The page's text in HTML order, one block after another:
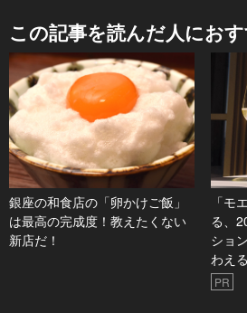
この記事を読んだ人にお
銀座の和食店の「卵かけご飯」
は最高の完成度！教えたくない
新店だ！
「モ
る、
ショ
わえ
PR